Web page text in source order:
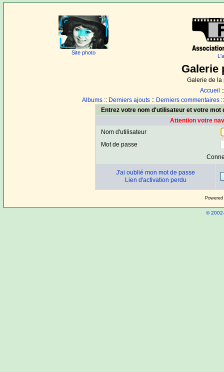
Site photo
Galerie
Galerie de la
Accueil
Albums :: Derniers ajouts :: Derniers commentaires
Entrez votre nom d'utilisateur et votre
Attention votre
Nom d'utilisateur
Mot de passe
J'ai oublié mon mot de passe
Lien d'activation perdu
©